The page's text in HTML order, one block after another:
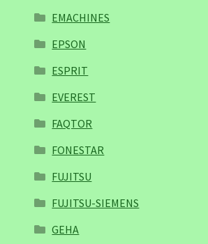
EMACHINES
EPSON
ESPRIT
EVEREST
FAQTOR
FONESTAR
FUJITSU
FUJITSU-SIEMENS
GEHA